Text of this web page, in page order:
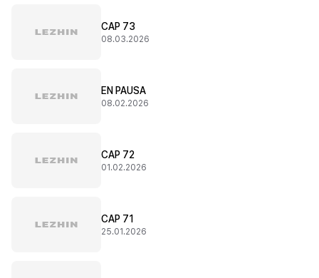
CAP 73
08.03.2026
EN PAUSA
08.02.2026
CAP 72
01.02.2026
CAP 71
25.01.2026